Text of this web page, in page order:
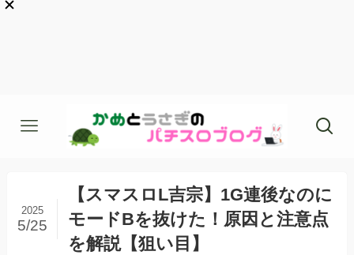
【スマスロL吉宗】1G連後なのに
モードBを抜けた！原因と注意点
を解説【狙い目】
2025
5/25